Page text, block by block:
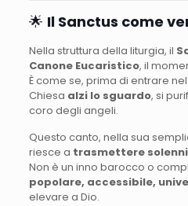
🌟 Il Sanctus come
Nella struttura della liturgia, il
Canone Eucaristico, il
È come se, prima di entrare
Chiesa alzi lo sguardo, si
coro degli angeli.
Questo canto, nella sua
riesce a trasmettere
Non è un inno barocco o
popolare, accessibile,
elevare a Dio.